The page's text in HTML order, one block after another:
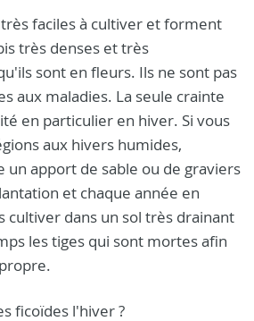
faciles à cultiver et forment
très denses et très
sont en fleurs. Ils ne sont pas
aux maladies. La seule crainte
en particulier en hiver. Si vous
aux hivers humides,
un apport de sable ou de graviers
et chaque année en
cultiver dans un sol très drainant
les tiges qui sont mortes afin
ficoïdes l'hiver ?